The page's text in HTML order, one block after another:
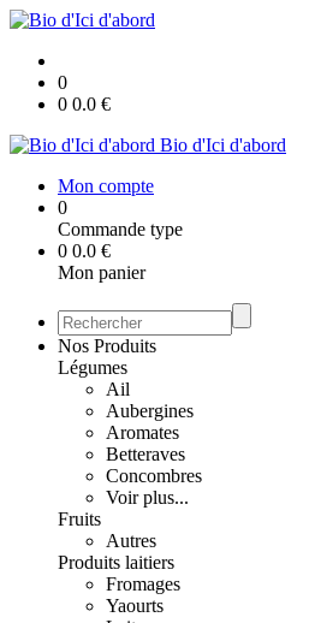
0
0 0.0 €
Bio d'Ici d'abord
Mon compte
0
Commande type
0 0.0 €
Mon panier
Nos Produits
Légumes
Ail
Aubergines
Aromates
Betteraves
Concombres
Voir plus...
Fruits
Autres
Produits laitiers
Fromages
Yaourts